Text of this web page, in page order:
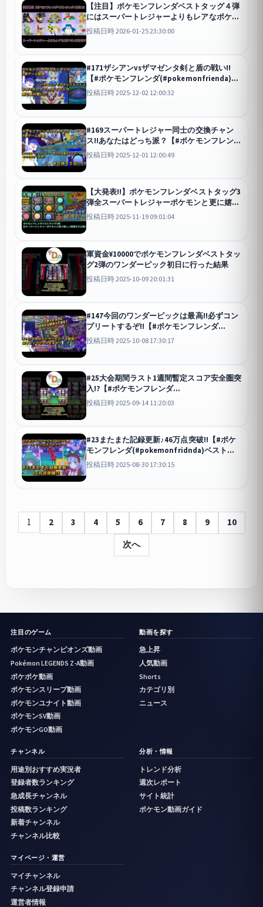
【注目】ポケモンフレンダベストタッグ４弾
にはスーパートレジャーよりもレアなポケモ
ンが登場!?【#ポケモンフレンダ
(#pokemonfrienda)ベストタッグ4弾新情
投稿日時 2026-01-25 23:30:00
#171ザシアンvsザマゼンタ剣と盾の戦い!!
【#ポケモンフレンダ(#pokemonfrienda)ベ
ストタッグ3弾ゲーム動画】
投稿日時 2025-12-02 12:00:32
#169スーパートレジャー同士の交換チャン
ス!!あなたはどっち派？【#ポケモンフレンダ
(#pokemonfrienda)ベストタッグ3弾ゲーム
動画】
投稿日時 2025-12-01 12:00:49
【大発表!!】ポケモンフレンダベストタッグ3
弾全スーパートレジャーポケモンと更に嬉し
い情報を大公開!!【#ポケモンフレンダ
(#pokemonfrienda)ベストタッグ2弾ゲーム
投稿日時 2025-11-19 09:01:04
軍資金¥10000でポケモンフレンダベストタッ
グ2弾のワンダーピック初日に行った結果
投稿日時 2025-10-09 20:01:31
#147今回のワンダーピックは最高!!必ずコン
プリートするぞ!!【#ポケモンフレンダ
(#pokemonfridnda)ベストタッグ2弾ゲーム
動画】
投稿日時 2025-10-08 17:30:17
#25大会期間ラスト1週間暫定スコア安全圏突
入!?【#ポケモンフレンダ
(#pokemonfridnda)ベストタッグ1弾ゲーム
動画】
投稿日時 2025-09-14 11:20:03
#23またまた記録更新♪46万点突破!!【#ポケ
モンフレンダ(#pokemonfridnda)ベストタ
ッグ1弾ゲーム動画】
投稿日時 2025-08-30 17:30:15
1 2 3 4 5 6 7 8 9
10
次へ
注目のゲーム
ポケモンチャンピオンズ動画
Pokémon LEGENDS Z-A動画
ポケポケ動画
ポケモンスリープ動画
ポケモンユナイト動画
ポケモンSV動画
ポケモンGO動画
動画を探す
急上昇
人気動画
Shorts
カテゴリ別
ニュース
チャンネル
用途別おすすめ実況者
登録者数ランキング
急成長チャンネル
投稿数ランキング
新着チャンネル
チャンネル比較
分析・情報
トレンド分析
週次レポート
サイト統計
ポケモン動画ガイド
マイページ・運営
マイチャンネル
チャンネル登録申請
運営者情報